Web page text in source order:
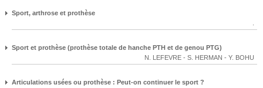
Sport, arthrose et prothèse
.
Sport et prothèse (prothèse totale de hanche PTH et de genou PTG)
N. LEFEVRE - S. HERMAN - Y. BOHU
Articulations usées ou prothèse : Peut-on continuer le sport ?